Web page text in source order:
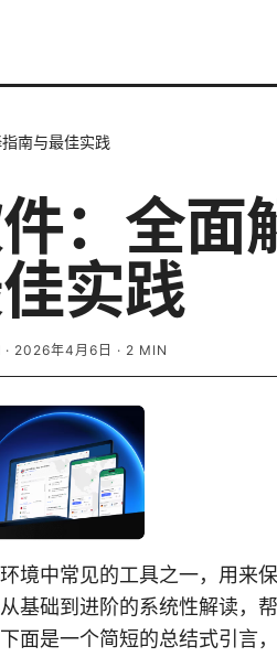
南与最佳实践
：全面
实践
· 2026年4月6日 · 2 MIN
境中常见的工具之一，用来
基础到进阶的系统性解读，
面是一个简短的总结式引言